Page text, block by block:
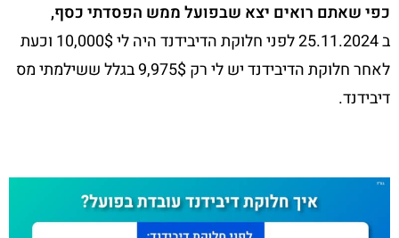
כפי שאתם רואים יצא שבפועל ממש הפסדתי כסף,
ב 25.11.2024 לפני חלוקת הדיבידנד היה לי 10,000$ וכעת
לאחר חלוקת הדיבידנד יש לי רק 9,975$ בגלל ששילמתי מס
דיבידנד.